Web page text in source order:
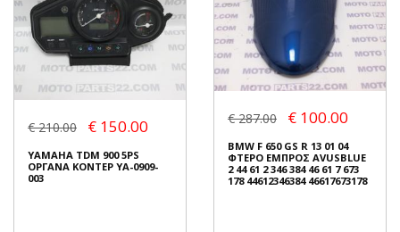
€ 210.00 € 150.00
YAMAHA TDM 900 5PS
ΟΡΓΑΝΑ ΚΟΝΤΕΡ YA-0909-
003
€ 287.00 € 100.00
BMW F 650 GS R 13 01 04
ΦΤΕΡΟ ΕΜΠΡΟΣ AVUSBLUE
2 44 61 2 346 384 46 61 7 673
178 44612346384 46617673178